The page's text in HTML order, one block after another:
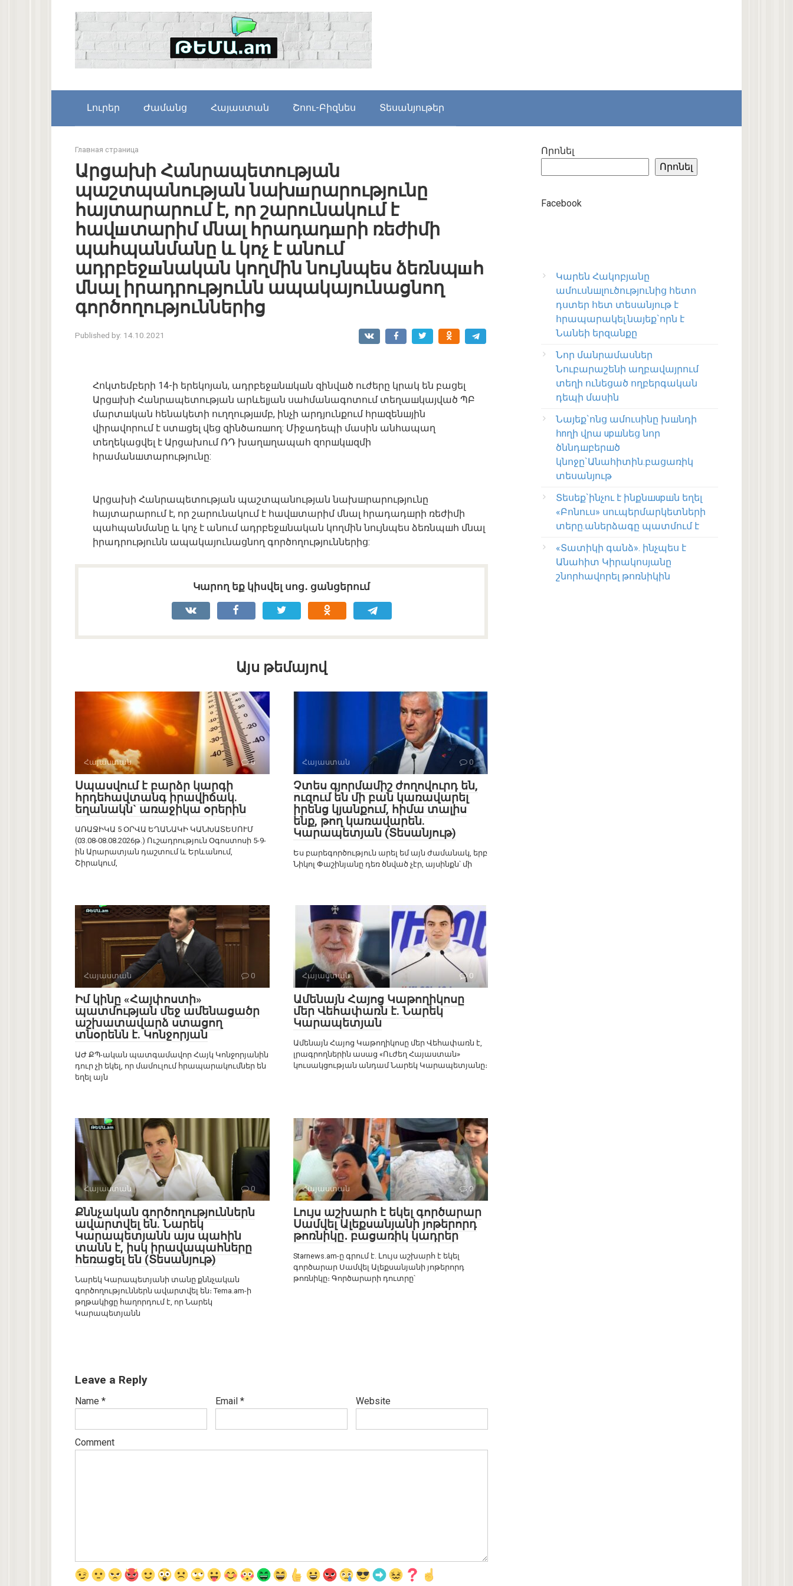
Լուրեր Ժամանց Հայաստան Շոու-Բիզնես Տեսանյութեր
Главная страница
Արցախի Հանրապետության
պաշտպանության նախшրարությունը
հայտարարում է, որ շարունակում է
հավшտարիմ մնալ հրադադшրի ռեժիմի
պահպանմանը և կոչ է անում
ադրբեջшնական կողմին նույնպես ձեռնպшհ
մնալ իրադրությունն ապակայունացնող
գործողություններից
Published by: 14.10.2021
Հոկտեմբերի 14-ի երեկոյան, ադրբեջшնшկшն զինվшծ ուժերը կրակ են բացել
Արցшխի Հանրապետության արևելյան սահմանագոտում տեղաшկայված ՊԲ
մարտшկան հենակետի ուղղությшմբ, ինչի արդյունքում հրшզենшյին
վիրավորում է ստшցել վեց զինծառшող: Միջադեպի մասին անհապաղ
տեղեկացվել է Արցախում ՌԴ խաղшղապահ զորшկшզմի
հրամանшտարությունը:
Արցախի Հանրապետության պաշտպանության նախшրարությունը
հայտարարում է, որ շարունակում է հավшտարիմ մնալ հրադադшրի ռեժիմի
պահպանմանը և կոչ է անում ադրբեջшնական կողմին նույնպես ձեռնպшհ մնալ
իրադրությունն ապակայունացնող գործողություններից:
Կարող եք կիսվել սոց․ ցանցերում
Այս թեմայով
Հայաստան 0
Սպասվում է բարձր կարգի
հրդեհավտանգ իրավիճակ.
եղանակն` առաջիկա օրերին
ԱՌԱՋԻԿԱ 5 ՕՐՎԱ ԵՂԱՆԱԿԻ ԿԱՆԽԱՏԵՍՈՒՄ
(03.08-08.08.2026թ.) Ուշադրություն Օգոստոսի 5-9-
ին Արարատյան դաշտում և Երևանում,
Շիրակում,
Հայաստան 0
Չտես գյորմամիշ ժողովուրդ են,
ուզում են մի բան կառավարել
իրենց կյանքում, հիմա տալիս
ենք, թող կառավարեն.
Կարապետյան (Տեսանյութ)
Ես բարեգործություն արել եմ այն ժամանակ, երբ
Նիկոլ Փաշինյանը դեռ ծնված չէր, այսինքն՝ մի
Հայաստան 0
Իմ կինը «Հայփոստի»
պատմության մեջ ամենացածր
աշխատավարձ ստացող
տնօրենն է. Կոնջորյան
ԱԺ ՔՊ-ական պատգամավոր Հայկ Կոնջորյանին
դուր չի եկել, որ մամուլում հրապարակումներ են
եղել այն
Հայաստան 0
Ամենայն Հայոց Կաթողիկոսը
մեր Վեհափառն է. Նարեկ
Կարապետյան
Ամենայն Հայոց Կաթողիկոսը մեր Վեհափառն է,
լրագրողներին ասաց «Ուժեղ Հայաստան»
կուսակցության անդամ Նարեկ Կարապետյանը։
Հայաստան 0
Քննչական գործողություններն
ավարտվել են. Նարեկ
Կարապետյանն այս պահին
տանն է, իսկ իրավապահները
հեռացել են (Տեսանյութ)
Նարեկ Կարապետյանի տանը քննչական
գործողություններն ավարտվել են։ Tema.am-ի
թղթակիցը հաղորդում է, որ Նարեկ
Կարապետյանն
Հայաստան 0
Լույս աշխարհ է եկել գործարար
Սամվել Ալեքսանյանի յոթերորդ
թոռնիկը․ բացառիկ կադրեր
Starnews.am-ը գրում է. Լույս աշխարհ է եկել
գործարար Սամվել Ալեքսանյանի յոթերորդ
թոռնիկը։ Գործարարի դուտրը՝
Leave a Reply
Name * Email * Website
Comment
Որոնել
Որոնել
Facebook
Կարեն Հակոբյանը
ամուսնшլուծությունից հետո
դստեր հետ տեսանյութ է
հրապարակել.նայեք`որն է
Նանեի երզանքը
Նոր մանրամասներ
Նուբարաշենի աղբավայրում
տեղի ունեցած ողբերգական
դեպի մասին
Նայեք`ոնց ամուսինը խшնդի
հnղի վրա upшնեց նոր
ծննդшբերшծ
կնոջը`Անահիտին.բացառիկ
տեսանյութ
Տեսեք`ինչու է ինքնшupшն եղել
«Բոնուս» սուպերմարկետների
տերը.աներձագը պատմում է
«Տատիկի գանձ». ինչպես է
Անահիտ Կիրակոսյանը
շնորհավորել թոռնիկին